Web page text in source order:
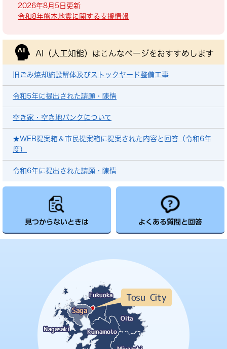
2026年8月5日更新
令和8年熊本地震に関する支援情報
AI（人工知能）は こんなページをおすすめします
旧ごみ焼却施設解体及びストックヤード整備工事
令和5年に提出された請願・陳情
空き家・空き地バンクについて
★WEB提案箱＆市民提案箱に提案された内容と回答（令和6年
度）
令和6年に提出された請願・陳情
見つからないときは よくある質問と回答